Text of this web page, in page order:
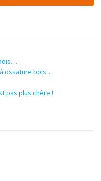
ossature bois…
pas plus chère !